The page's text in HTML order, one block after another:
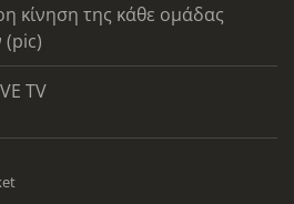
κίνηση της κάθε ομάδας
(pic)
TV